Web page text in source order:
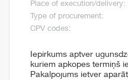
Place of execution/delivery:
Type of procurement:
CPV codes:
Iepirkums aptver
kuriem apkopes termiņš
Pakalpojums ietver